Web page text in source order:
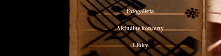
Fotogaléria
Aktuálne koncerty
Linky